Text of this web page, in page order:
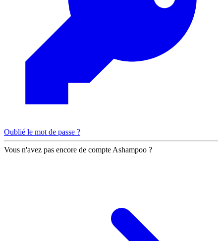
Oublié le mot de passe ?
Vous n'avez pas encore de compte Ashampoo ?